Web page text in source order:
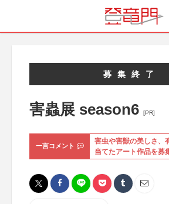
募集終了
害蟲展 season6 [PR]
一言コメント
害虫や害獣の美しさ、
当てたアート作品を募